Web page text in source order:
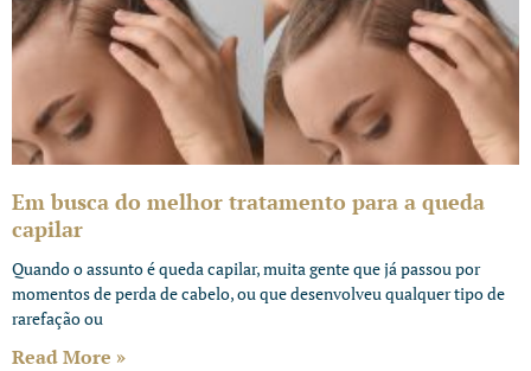
Em busca do melhor tratamento para a queda
capilar
Quando o assunto é queda capilar, muita gente que já passou por
momentos de perda de cabelo, ou que desenvolveu qualquer tipo de
rarefação ou
Read More »